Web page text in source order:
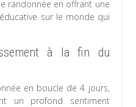
randonnée en offrant une
sur le monde qui
à la fin du
en boucle de 4 jours,
un profond sentiment